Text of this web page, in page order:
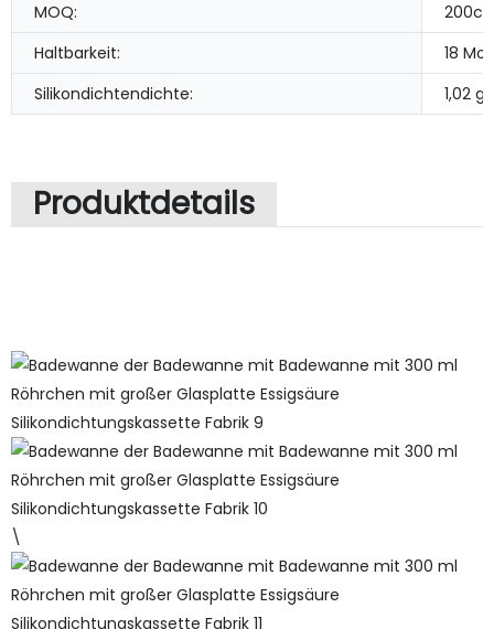
MOQ:
Haltbarkeit:
18
Silikondichtendichte:
1,02
Produktdetails
\